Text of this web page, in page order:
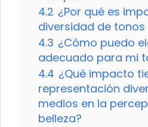
4.2 ¿Por qué es
diversidad de tonos
4.3 ¿Cómo puedo
adecuado para mi
4.4 ¿Qué impacto
representación
medios en la
belleza?